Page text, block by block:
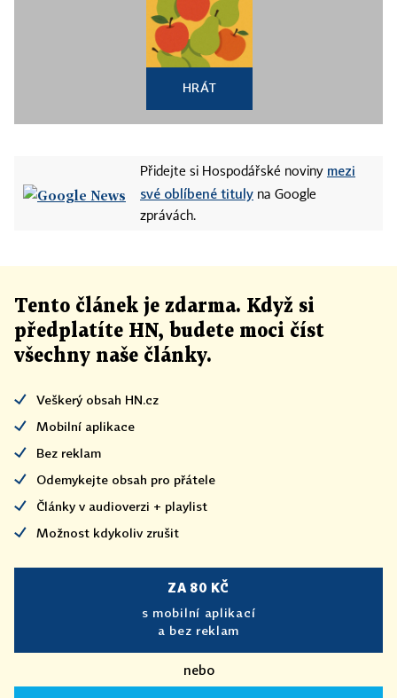
HRÁT
Přidejte si Hospodářské noviny mezi
své oblíbené tituly na Google
zprávách.
Tento článek je zdarma. Když si
předplatíte HN, budete moci číst
všechny naše články.
Veškerý obsah HN.cz
Mobilní aplikace
Bez reklam
Odemykejte obsah pro přátele
Články v audioverzi + playlist
Možnost kdykoliv zrušit
ZA 80 KČ
s mobilní aplikací
a bez reklam
nebo